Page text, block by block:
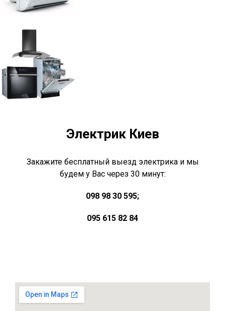
Электрик Киев
Закажите бесплатный выезд электрика и мы
будем у Вас через 30 минут:
098 98 30 595;
095 615 82 84